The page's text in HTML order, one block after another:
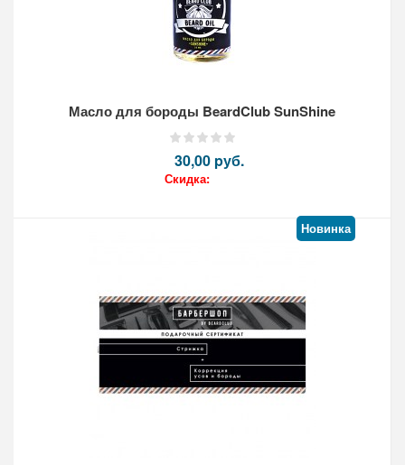
Масло для бороды BeardClub SunShine
30,00 pуб.
Скидка:
Новинка